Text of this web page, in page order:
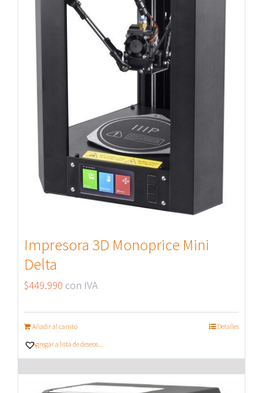
Impresora 3D Monoprice Mini
Delta
$449.990 con IVA
Añadir al carrito
Detalles
Agregar a lista de deseos...